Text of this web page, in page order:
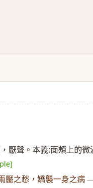
厭聲。本義:面頰上的微
靨之愁，嬌襲一身之病